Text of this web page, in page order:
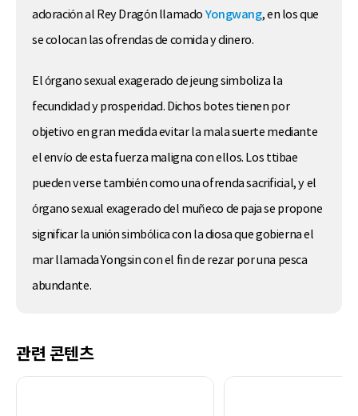
adoración al Rey Dragón llamado Yongwang, en los que
se colocan las ofrendas de comida y dinero.
El órgano sexual exagerado de jeung simboliza la
fecundidad y prosperidad. Dichos botes tienen por
objetivo en gran medida evitar la mala suerte mediante
el envío de esta fuerza maligna con ellos. Los ttibae
pueden verse también como una ofrenda sacrificial, y el
órgano sexual exagerado del muñeco de paja se propone
significar la unión simbólica con la diosa que gobierna el
mar llamada Yongsin con el fin de rezar por una pesca
abundante.
관련 콘텐츠